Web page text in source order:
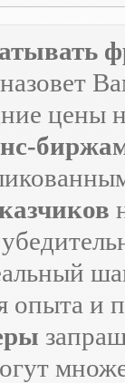
цены
опыта и